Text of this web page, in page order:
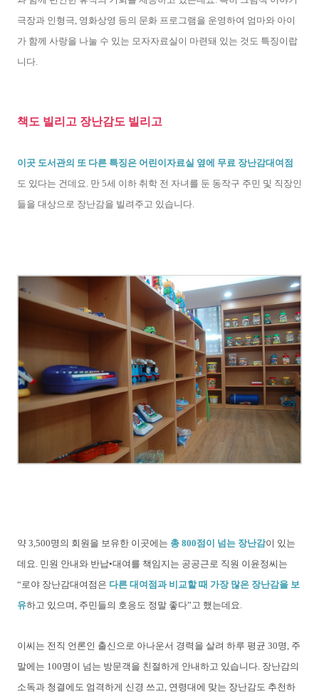
극장과 인형극, 영화상영 등의 문화 프로그램을 운영하여 엄마와 아이
가 함께 사랑을 나눌 수 있는 모자자료실이 마련돼 있는 것도 특징이랍
니다.
책도 빌리고 장난감도 빌리고
이곳 도서관의 또 다른 특징은 어린이자료실 옆에 무료 장난감대여점
도 있다는 건데요. 만 5세 이하 취학 전 자녀를 둔 동작구 주민 및 직장인
들을 대상으로 장난감을 빌려주고 있습니다.
약 3,500명의 회원을 보유한 이곳에는 총 800점이 넘는 장난감이 있는
데요. 민원 안내와 반납•대여를 책임지는 공공근로 직원 이윤정씨는
“로야 장난감대여점은 다른 대여점과 비교할 때 가장 많은 장난감을 보
유하고 있으며, 주민들의 호응도 정말 좋다”고 했는데요.
이씨는 전직 언론인 출신으로 아나운서 경력을 살려 하루 평균 30명, 주
말에는 100명이 넘는 방문객을 친절하게 안내하고 있습니다. 장난감의
소독과 청결에도 엄격하게 신경 쓰고, 연령대에 맞는 장난감도 추천하